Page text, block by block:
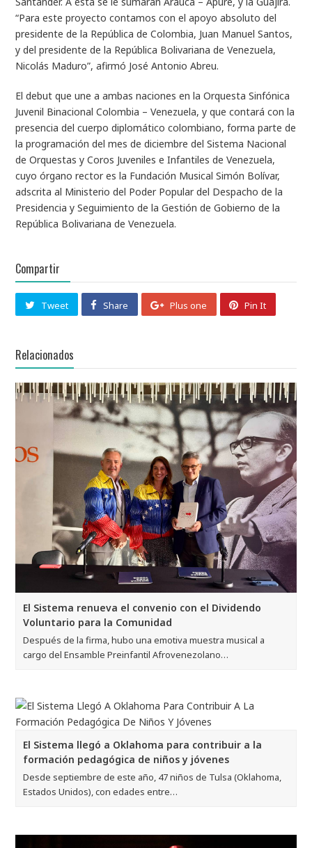
“Para este proyecto contamos con el apoyo absoluto del
presidente de la República de Colombia, Juan Manuel Santos,
y del presidente de la República Bolivariana de Venezuela,
Nicolás Maduro”, afirmó José Antonio Abreu.
El debut que une a ambas naciones en la Orquesta Sinfónica
Juvenil Binacional Colombia – Venezuela, y que contará con la
presencia del cuerpo diplomático colombiano, forma parte de
la programación del mes de diciembre del Sistema Nacional
de Orquestas y Coros Juveniles e Infantiles de Venezuela,
cuyo órgano rector es la Fundación Musical Simón Bolívar,
adscrita al Ministerio del Poder Popular del Despacho de la
Presidencia y Seguimiento de la Gestión de Gobierno de la
República Bolivariana de Venezuela.
Compartir
Tweet Share Plus one Pin It
Relacionados
El Sistema renueva el convenio con el Dividendo
Voluntario para la Comunidad
Después de la firma, hubo una emotiva muestra musical a
cargo del Ensamble Preinfantil Afrovenezolano…
El Sistema llegó a Oklahoma para contribuir a la
formación pedagógica de niños y jóvenes
Desde septiembre de este año, 47 niños de Tulsa (Oklahoma,
Estados Unidos), con edades entre…